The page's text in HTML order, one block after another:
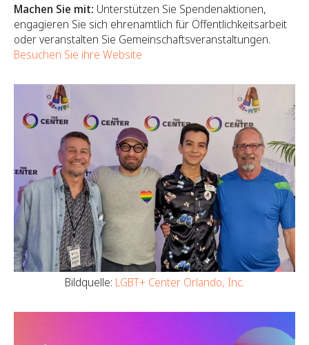
Machen Sie mit: Unterstützen Sie Spendenaktionen,
engagieren Sie sich ehrenamtlich für Öffentlichkeitsarbeit
oder veranstalten Sie Gemeinschaftsveranstaltungen.
Besuchen Sie ihre Website
Bildquelle: LGBT+ Center Orlando, Inc.